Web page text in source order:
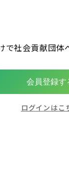
で社会貢献団体
会員登録す
ログインはこ